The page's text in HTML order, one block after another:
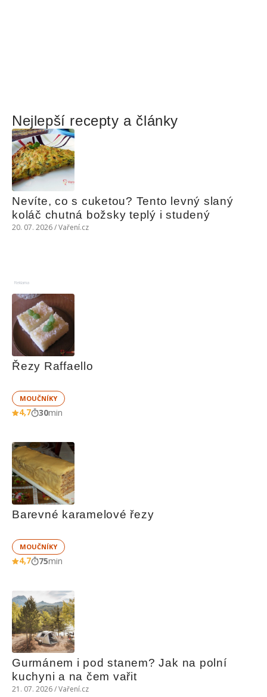
Nejlepší recepty a články
Nevíte, co s cuketou? Tento levný slaný
koláč chutná božsky teplý i studený
20. 07. 2026 / Vaření.cz
Reklama
Řezy Raffaello
MOUČNÍKY
4,7 30min
Barevné karamelové řezy
MOUČNÍKY
4,7 75min
Gurmánem i pod stanem? Jak na polní
kuchyni a na čem vařit
21. 07. 2026 / Vaření.cz